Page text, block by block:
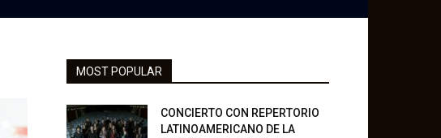
MOST POPULAR
CONCIERTO CON REPERTORIO
LATINOAMERICANO DE LA